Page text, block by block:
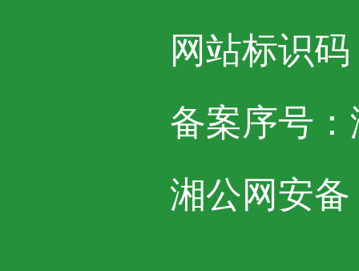
网站标识码
备案序号：
湘公网安备